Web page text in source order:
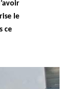
le
ce